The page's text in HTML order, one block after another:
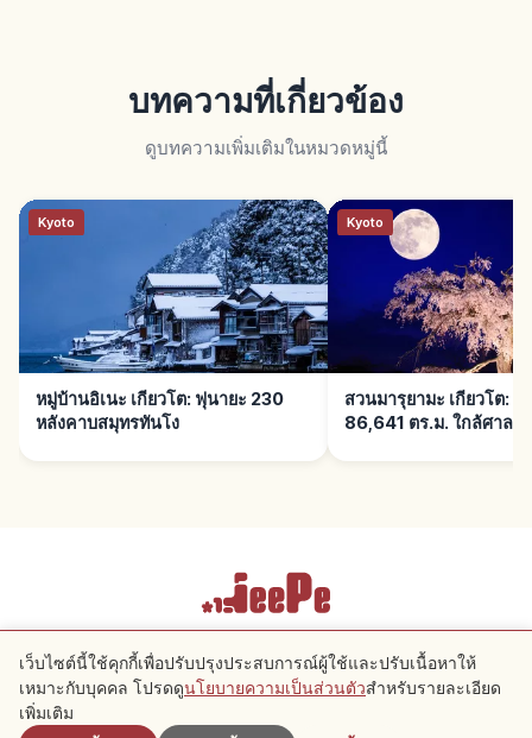
บทความที่เกี่ยวข้อง
ดูบทความเพิ่มเติมในหมวดหมู่นี้
Kyoto
หมู่บ้านอิเนะ เกียวโต: ฟุนายะ 230
หลังคาบสมุทรทันโง
Kyoto
สวนมารุยามะ เกียวโต: ช
86,641 ตร.ม. ใกล้ศาลเ
ใกล้เคียง
เงื่อนไขการให้บริการ นโยบายความเป็นส่วนตัว การตั้งค่าคุกกี้
เว็บไซต์นี้ใช้คุกกี้เพื่อปรับปรุงประสบการณ์ผู้ใช้และปรับเนื้อหาให้
เหมาะกับบุคคล โปรดดูนโยบายความเป็นส่วนตัวสำหรับรายละเอียด
เพิ่มเติม